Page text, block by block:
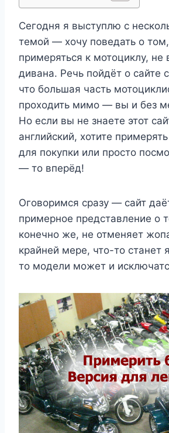
Сегодня я выступлю с
темой — хочу поведать о
примеряться к мотоциклу, не
дивана. Речь пойдёт о сайте
что большая часть
проходить мимо — вы и без
Но если вы не знаете этот
английский, хотите
для покупки или просто
— то вперёд!
Оговоримся сразу — сайт
примерное представление о
конечно же, не отменяет
крайней мере, что-то станет
то модели может и